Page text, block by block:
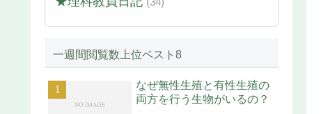
一週間閲覧数上位ベスト8
なぜ無性生殖と有性生殖の
両方を行う生物がいるの？